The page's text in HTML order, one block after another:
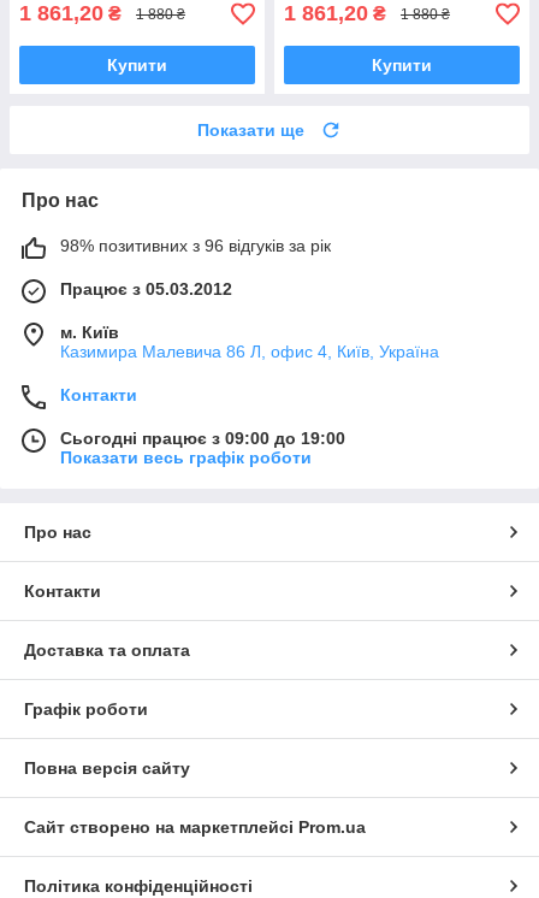
1 861,20 ₴ 1 880 ₴
Купити
1 861,20 ₴ 1 880 ₴
Купити
Показати ще
Про нас
98% позитивних з 96 відгуків за рік
Працює з 05.03.2012
м. Київ
Казимира Малевича 86 Л, офис 4, Київ, Україна
Контакти
Сьогодні працює з 09:00 до 19:00
Показати весь графік роботи
Про нас
Контакти
Доставка та оплата
Графік роботи
Повна версія сайту
Сайт створено на маркетплейсі Prom.ua
Політика конфіденційності